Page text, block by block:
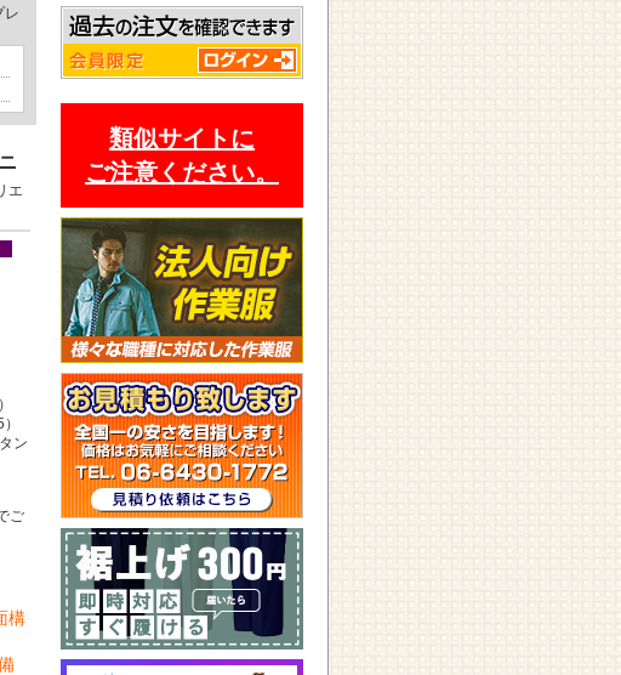
レ
エ
ン
ご
構
類似サイトに
ご注意ください。